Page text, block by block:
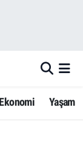
Ekonomi Yaşam